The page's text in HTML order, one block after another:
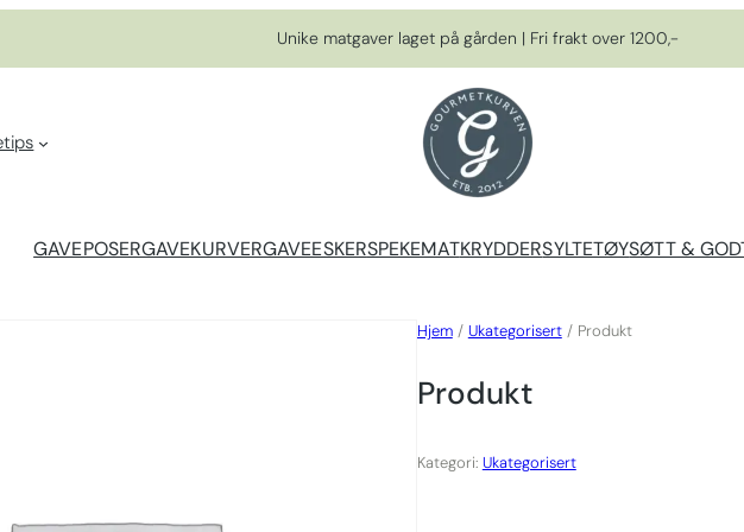
Unike matgaver laget på gården | Fri frakt over 1200,-
GAVEPOSERGAVEKURVERGAVEESKERSPEKEMATKRYDDERSYLTETØYSØTT &
Hjem/ Ukategorisert/ Produkt
Produkt
Kategori: Ukategorisert